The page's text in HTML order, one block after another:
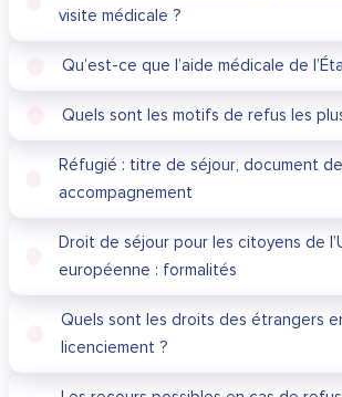
visite médicale ?
Qu’est-ce que l’aide médicale de
Quels sont les motifs de refus les
Réfugié : titre de séjour, document
accompagnement
Droit de séjour pour les citoyens de
européenne : formalités
Quels sont les droits des étrangers
licenciement ?